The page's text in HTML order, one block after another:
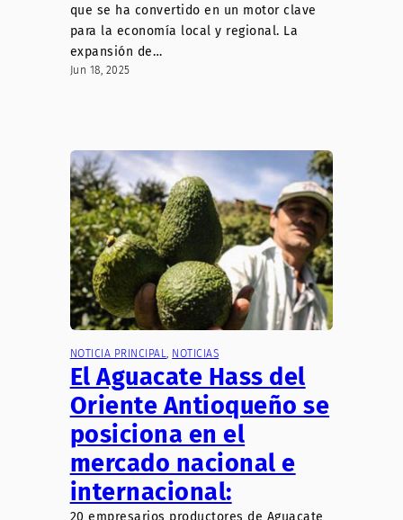
que se ha convertido en un motor clave
para la economía local y regional. La
expansión de…
Jun 18, 2025
NOTICIA PRINCIPAL, NOTICIAS
El Aguacate Hass del
Oriente Antioqueño se
posiciona en el
mercado nacional e
internacional: